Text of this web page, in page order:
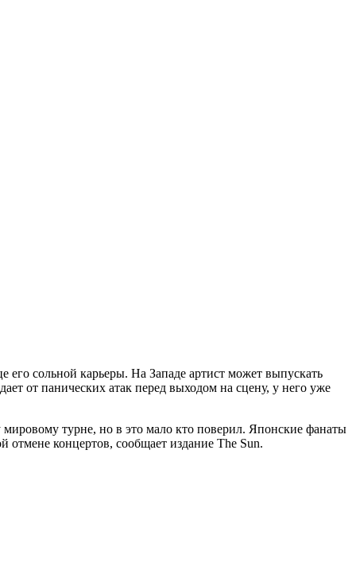
сольной карьеры. На Западе артист может выпускать
от панических атак перед выходом на сцену, у него уже
турне, но в это мало кто поверил. Японские фанаты
отмене концертов, сообщает издание The Sun.